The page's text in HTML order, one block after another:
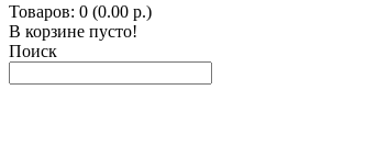
Товаров: 0 (0.00 р.)
В корзине пусто!
Поиск